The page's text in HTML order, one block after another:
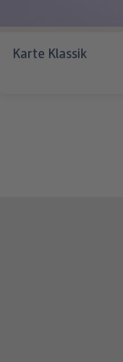
Karte Klassik